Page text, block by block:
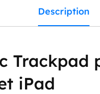
Description
Trackpad
iPad